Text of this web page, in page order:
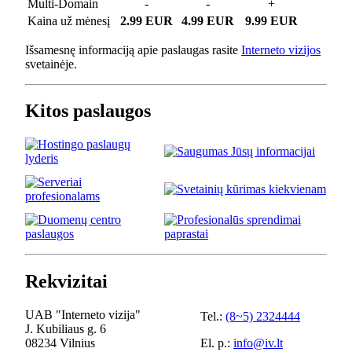
Multi-Domain - -
+
Kaina už mėnesį
2.99 EUR 4.99 EUR 9.99 EUR
Išsamesnę informaciją apie paslaugas rasite Interneto vizijos
svetainėje.
Kitos paslaugos
Rekvizitai
UAB "Interneto vizija"
J. Kubiliaus g. 6
08234 Vilnius
Tel.: (8~5) 2324444
El. p.: info@iv.lt